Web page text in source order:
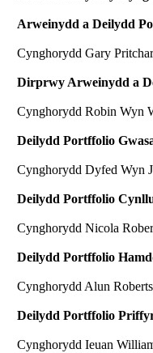
Arweinydd a Deilydd
Cynghorydd Gary
Dirprwy Arweinydd a
Cynghorydd Robin Wyn
Deilydd Portffolio
Cynghorydd Dyfed Wyn
Deilydd Portffolio
Cynghorydd Nicola
Deilydd Portffolio
Cynghorydd Alun Roberts
Deilydd Portffolio
Cynghorydd Ieuan